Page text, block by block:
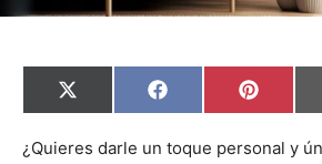
C
o
p
X
(
w
C
o
p
F
a
e
C
o
p
P
i
t
¿Quieres darle un toque personal y